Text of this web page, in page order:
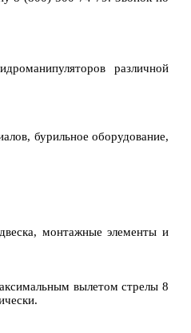
различной
бурильное оборудование,
монтажные элементы и
вылетом стрелы 8